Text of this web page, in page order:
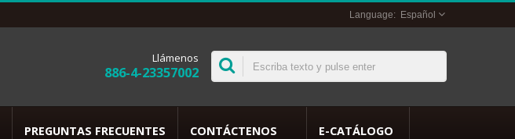
Español
Llámenos
886-4-23357002
PREGUNTAS FRECUENTES CONTÁCTENOS E-CATÁLOGO